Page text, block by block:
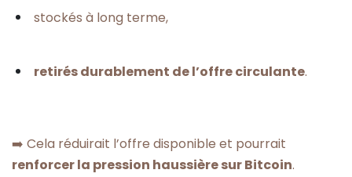
stockés à long terme,
retirés durablement de l’offre circulante.
➡️ Cela réduirait l’offre disponible et pourrait
renforcer la pression haussière sur Bitcoin.